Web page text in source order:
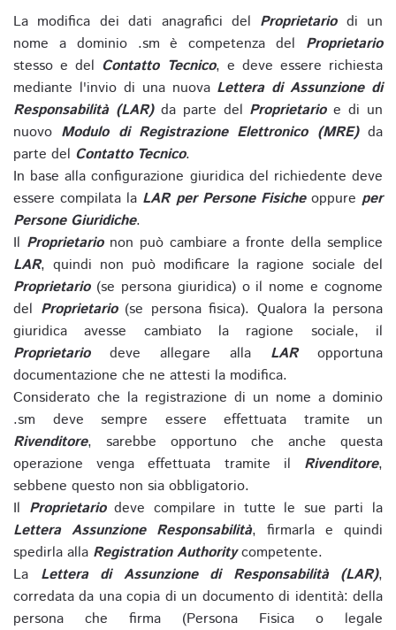
La modifica dei dati anagrafici del Proprietariodi un
nome a dominio .sm è competenza del Proprietario
stesso e del Contatto Tecnico, e deve essere richiesta
mediante l'invio di una nuova Lettera di Assunzione di
Responsabilità (LAR)da parte del Proprietarioe di un
nuovo Modulo di Registrazione Elettronico (MRE)da
parte del Contatto Tecnico.
In base alla configurazione giuridica del richiedente deve
essere compilata la LAR per Persone Fisicheoppure per
Persone Giuridiche.
Il Proprietarionon può cambiare a fronte della semplice
LAR, quindi non può modificare la ragione sociale del
Proprietario(se persona giuridica) o il nome e cognome
del Proprietario(se persona fisica). Qualora la persona
giuridica avesse cambiato la ragione sociale, il
Proprietariodeve allegare alla LARopportuna
documentazione che ne attesti la modifica.
Considerato che la registrazione di un nome a dominio
.sm deve sempre essere effettuata tramite un
Rivenditore, sarebbe opportuno che anche questa
operazione venga effettuata tramite il Rivenditore,
sebbene questo non sia obbligatorio.
Il Proprietariodeve compilare in tutte le sue parti la
Lettera Assunzione Responsabilità, firmarla e quindi
spedirla alla Registration Authoritycompetente.
La Lettera di Assunzione di Responsabilità (LAR),
corredata da una copia di un documento di identità: della
persona che firma (Persona Fisica o legale